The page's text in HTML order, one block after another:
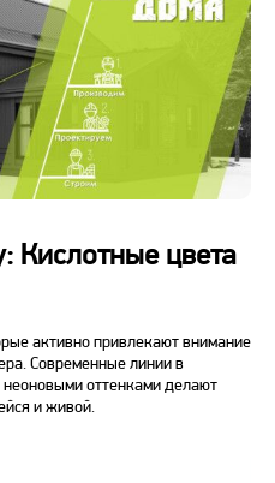
Кислотные цвета
активно привлекают внимание
Современные линии в
неоновыми оттенками делают
и живой.